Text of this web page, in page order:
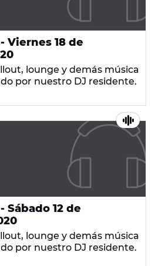
Viernes 18 de
lounge y demás música
por nuestro DJ residente.
Sábado 12 de
lounge y demás música
por nuestro DJ residente.